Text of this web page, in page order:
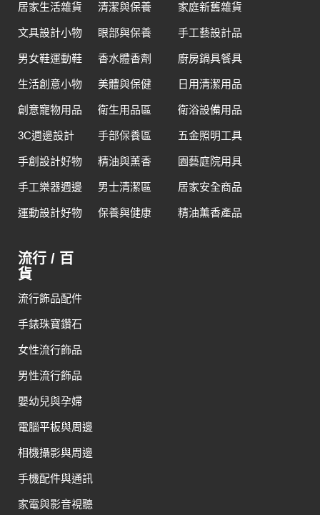
居家生活雜貨
文具設計小物
男女鞋運動鞋
生活創意小物
創意寵物用品
3C週邊設計
手創設計好物
手工樂器週邊
運動設計好物
清潔與保養
眼部與保養
香水體香劑
美體與保健
衛生用品區
手部保養區
精油與薰香
男士清潔區
保養與健康
家庭新舊雜貨
手工藝設計品
廚房鍋具餐具
日用清潔用品
衛浴設備用品
五金照明工具
園藝庭院用具
居家安全商品
精油薰香產品
流行 / 百
貨
流行飾品配件
手錶珠寶鑽石
女性流行飾品
男性流行飾品
嬰幼兒與孕婦
電腦平板與周邊
相機攝影與周邊
手機配件與通訊
家電與影音視聽